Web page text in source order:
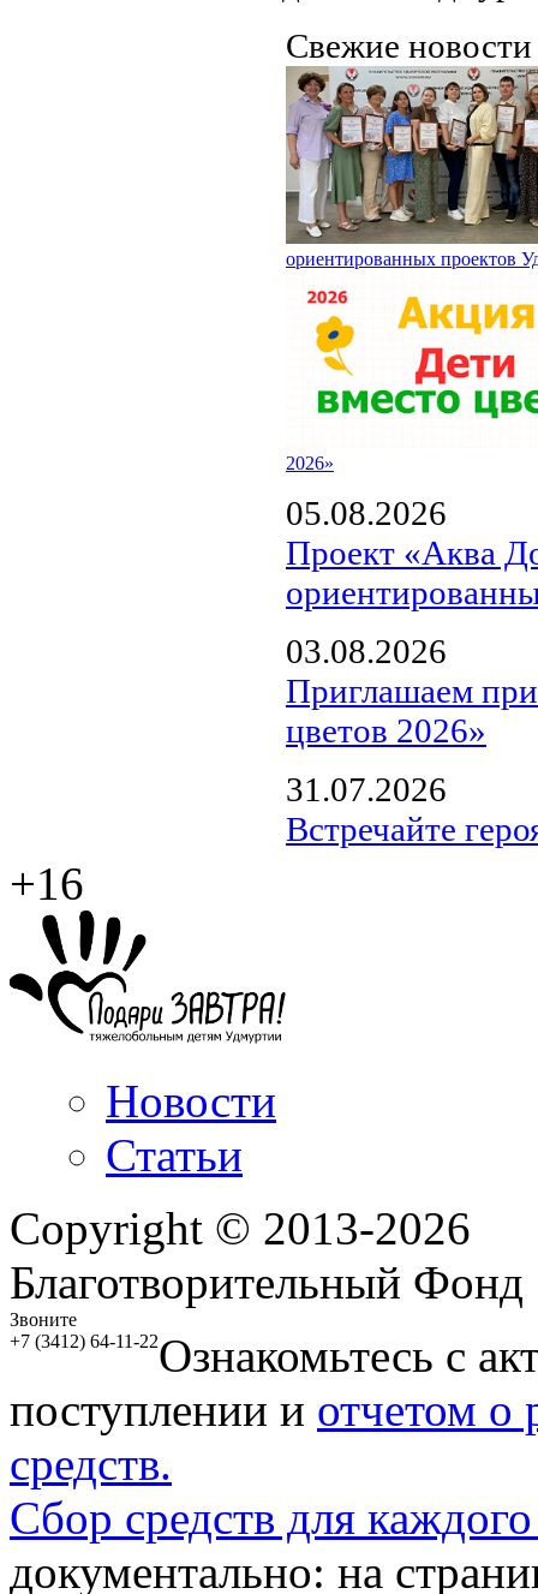
Свежие
ориентированных проектов
2026»
05.08.2026
Проект «Аква
03.08.2026
Приглашаем
цветов 2026»
31.07.2026
Встречайте
+16
Новости
Статьи
Copyright © 2013-2026
Благотворительный
Звоните
+7 (3412) 64-11-22Ознакомьтесь с
поступлении и отчетом о
средств.
Сбор средств для
документально: на